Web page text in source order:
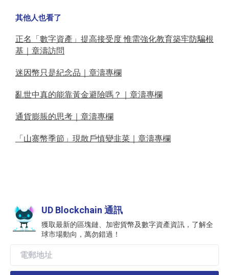
其他人也看了
正名「數字資產」提高接受度 惟需強化教育築牢防騙根
基｜章濤訪問
迷因幣只是紀念品｜章濤專欄
亂世中真的能靠黃金避險嗎？｜章濤專欄
通貨膨脹的思考｜章濤專欄
「山寨幣季節」現散戶慎變韭菜｜章濤專欄
UD Blockchain 通訊
獲取最新的區塊鏈、加密貨幣及數字資產資訊，了解全
球市場動向，萬勿錯過！